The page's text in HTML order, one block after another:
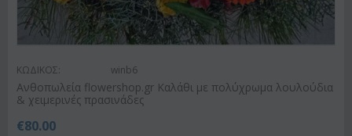
ΚΩΔΙΚΟΣ: winb6
Ανθοπωλεία flowershop.gr Καλάθι με πολύχρωμα λουλούδια
& χειμερινές πρασινάδες
€80.00